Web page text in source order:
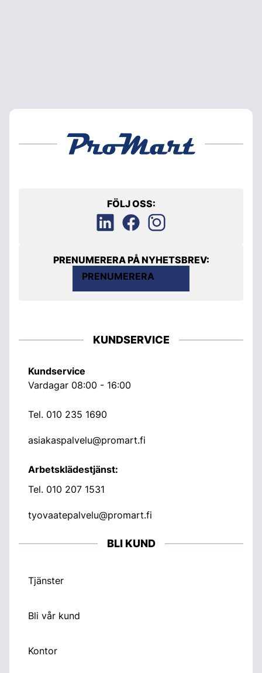
FÖLJ OSS:
PRENUMERERA PÅ NYHETSBREV:
PRENUMERERA
KUNDSERVICE
Kundservice
Vardagar 08:00 - 16:00
Tel. 010 235 1690
asiakaspalvelu@promart.fi
Arbetsklädestjänst:
Tel. 010 207 1531
tyovaatepalvelu@promart.fi
BLI KUND
Tjänster
Bli vår kund
Kontor